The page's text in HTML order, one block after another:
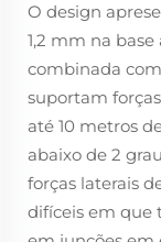
O design
1,2 mm na
combinada
suportam
até 10 metros
abaixo de 2
forças laterais
difíceis em que